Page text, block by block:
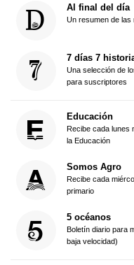
Al final del día
Un resumen de las
7 días 7
Una selección de
para suscriptores
Educación
Recibe cada lunes
la Educación
Somos Agro
Recibe cada
primario
5 océanos
Boletín diario para
baja velocidad)